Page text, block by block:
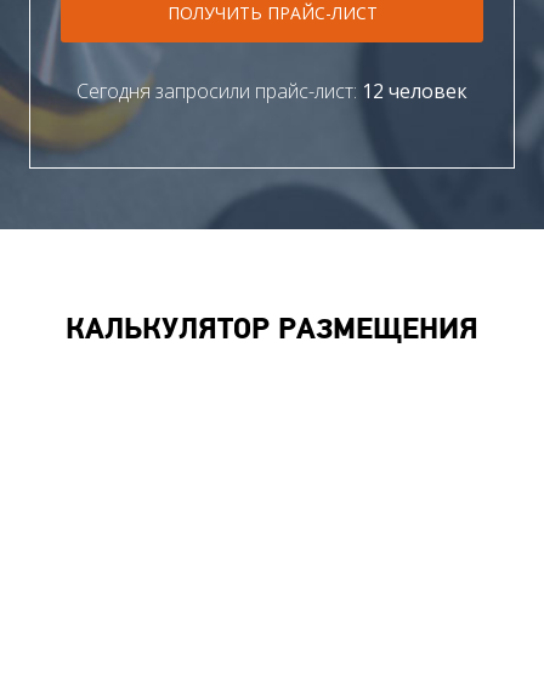
ПОЛУЧИТЬ ПРАЙС-ЛИСТ
Сегодня запросили прайс-лист: 12 человек
КАЛЬКУЛЯТОР РАЗМЕЩЕНИЯ